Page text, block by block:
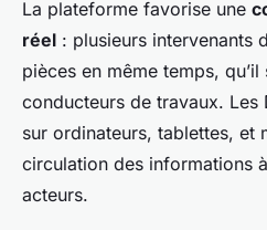
La plateforme favorise une
réel : plusieurs intervenants
pièces en même temps, qu’il
conducteurs de travaux. Les
sur ordinateurs, tablettes, et
circulation des informations
acteurs.